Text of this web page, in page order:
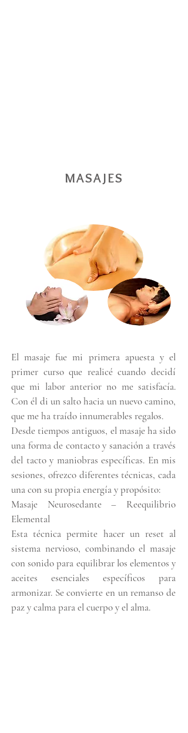
MASAJES
El masaje fue mi primera apuesta y el
primer curso que realicé cuando decidí
que mi labor anterior no me satisfacía.
Con él di un salto hacia un nuevo camino,
que me ha traído innumerables regalos.
Desde tiempos antiguos, el masaje ha sido
una forma de contacto y sanación a través
del tacto y maniobras específicas. En mis
sesiones, ofrezco diferentes técnicas, cada
una con su propia energía y propósito:
Masaje Neurosedante – Reequilibrio
Elemental
Esta técnica permite hacer un reset al
sistema nervioso, combinando el masaje
con sonido para equilibrar los elementos y
aceites esenciales específicos para
armonizar. Se convierte en un remanso de
paz y calma para el cuerpo y el alma.